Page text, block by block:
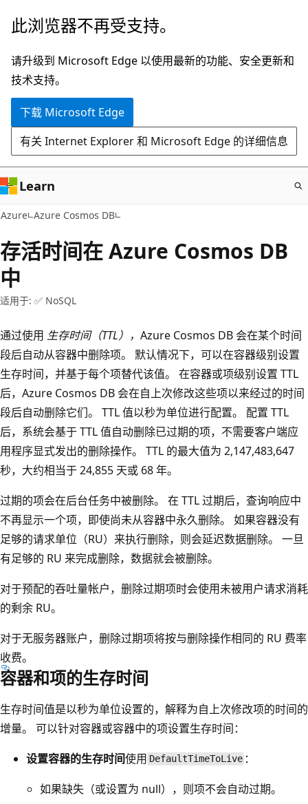
跳
主
要
内
此浏览器不再受支持。
请升级到 Microsoft Edge 以使用最新的功能、安全更新和
技术支持。
下载 Microsoft Edge
有关 Internet Explorer 和 Microsoft Edge 的详细信息
Learn
Azure Azure Cosmos DB
存活时间在 Azure Cosmos DB
中
适用于: ✅ NoSQL
通过使用 生存时间（TTL）， Azure Cosmos DB 会在某个时间
段后自动从容器中删除项。 默认情况下，可以在容器级别设置
生存时间，并基于每个项替代该值。 在容器或项级别设置 TTL
后，Azure Cosmos DB 会在自上次修改这些项以来经过的时间
段后自动删除它们。 TTL 值以秒为单位进行配置。 配置 TTL
后，系统会基于 TTL 值自动删除已过期的项，不需要客户端应
用程序显式发出的删除操作。 TTL 的最大值为 2,147,483,647
秒，大约相当于 24,855 天或 68 年。
过期的项会在后台任务中被删除。 在 TTL 过期后，查询响应中
不再显示一个项，即使尚未从容器中永久删除。 如果容器没有
足够的请求单位（RU）来执行删除，则会延迟数据删除。 一旦
有足够的 RU 来完成删除，数据就会被删除。
对于预配的吞吐量帐户，删除过期项时会使用未被用户请求消耗
的剩余 RU。
对于无服务器账户，删除过期项将按与删除操作相同的 RU 费率
收费。
容器和项的生存时间
生存时间值是以秒为单位设置的，解释为自上次修改项的时间的
增量。 可以针对容器或容器中的项设置生存时间：
设置容器的生存时间使用 DefaultTimeToLive ：
如果缺失（或设置为 null），则项不会自动过期。